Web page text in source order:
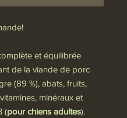
et équilibrée
de la viande de porc
(89 %), abats, fruits,
minéraux et
(pour chiens adultes).